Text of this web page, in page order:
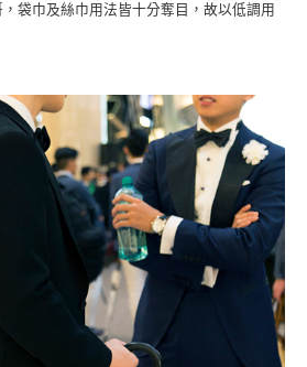
袋巾及絲巾用法皆十分奪目，故以低調用